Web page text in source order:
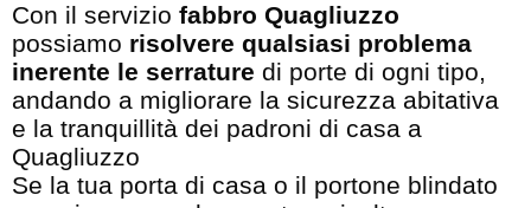
Con il servizio fabbro Quagliuzzo
possiamo risolvere qualsiasi problema
inerente le serrature di porte di ogni tipo,
andando a migliorare la sicurezza abitativa
e la tranquillità dei padroni di casa a
Quagliuzzo
Se la tua porta di casa o il portone blindato